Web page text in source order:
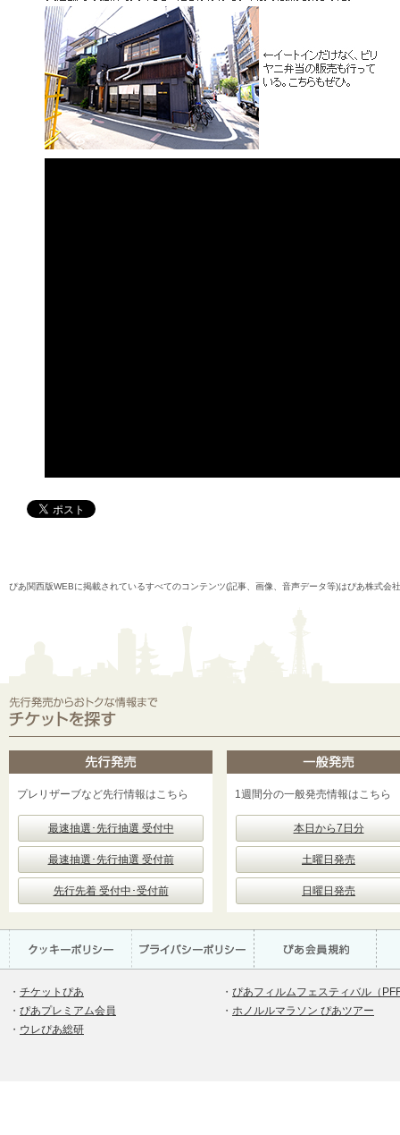
ぴあ関西版WEBに掲載されているすべてのコンテンツ(記事、画像、音声データ等)はぴあ株式会
プレリザーブなど先行情報はこちら
最速抽選･先行抽選 受付中
最速抽選･先行抽選 受付前
先行先着 受付中･受付前
1週間分の一般発売情報はこちら
本日から7日分
土曜日発売
日曜日発売
・ チケットぴあ
・ ぴあプレミアム会員
・ ウレぴあ総研
・ ぴあフィルムフェスティバル（
・ ホノルルマラソン ぴあツアー